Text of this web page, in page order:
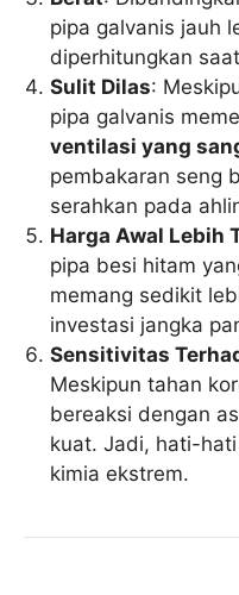
pipa galvanis jauh
diperhitungkan
Sulit Dilas:
pipa galvanis
ventilasi yang
pembakaran seng
serahkan pada
Harga Awal Lebih
pipa besi hitam
memang sedikit
investasi jangka
Sensitivitas
Meskipun tahan
bereaksi dengan
kuat. Jadi, hati-
kimia ekstrem.